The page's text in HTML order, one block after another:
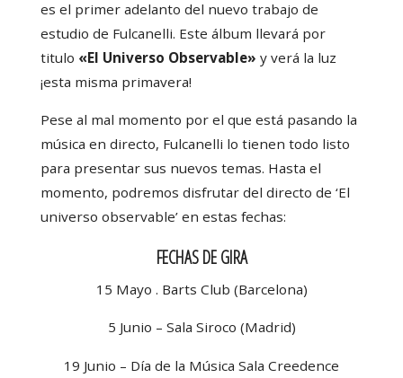
es el primer adelanto del nuevo trabajo de
estudio de Fulcanelli. Este álbum llevará por
titulo «El Universo Observable» y verá la luz
¡esta misma primavera!
Pese al mal momento por el que está pasando la
música en directo, Fulcanelli lo tienen todo listo
para presentar sus nuevos temas. Hasta el
momento, podremos disfrutar del directo de ‘El
universo observable’ en estas fechas:
FECHAS DE GIRA
15 Mayo . Barts Club (Barcelona)
5 Junio – Sala Siroco (Madrid)
19 Junio – Día de la Música Sala Creedence